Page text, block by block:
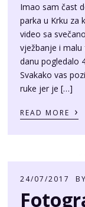
Imao sam čast
parka u Krku za
video sa
vježbanje i
danu pogledalo
Svakako vas
ruke jer je […]
READ MORE ›
24/07/2017 BY